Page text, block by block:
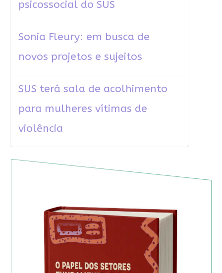
psicossocial do SUS
Sonia Fleury: em busca de
novos projetos e sujeitos
SUS terá sala de acolhimento
para mulheres vítimas de
violência